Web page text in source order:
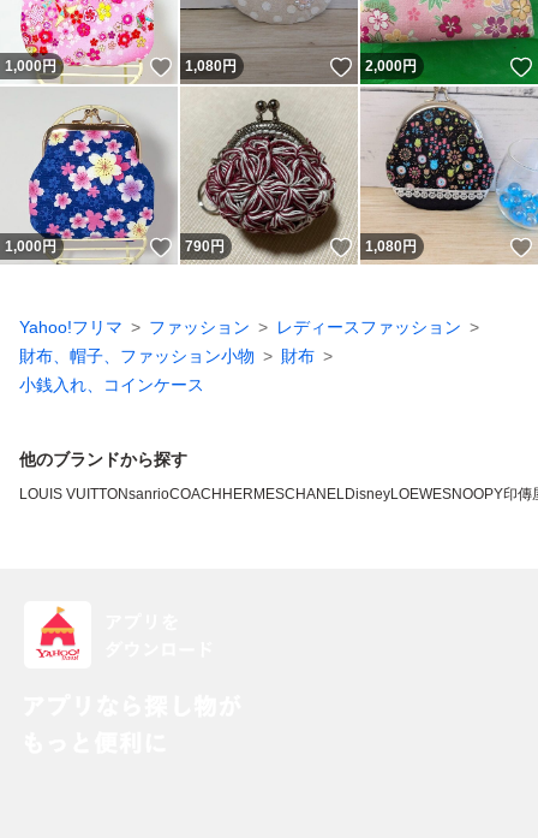
1,000円 いいね！
1,080円 いいね！
2,000円
1,000円 いいね！
790円 いいね！
1,080円
Yahoo!フリマ ファッション
レディースファッション
財布、帽子、ファッション小物
財布
小銭入れ、コインケース
他のブランドから探す
LOUIS VUITTONsanrioCOACH HERMESCHANELDisneyLOEWESNOOPY印傳